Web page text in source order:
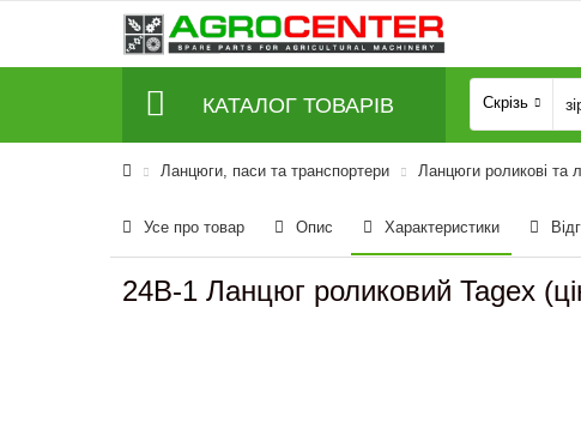
КАТАЛОГ ТОВАРІВ Скрізь
Ланцюги, паси та транспортери Ланцюги роликові та
Усе про товар Опис Характеристики
24B-1 Ланцюг роликовий Tagex